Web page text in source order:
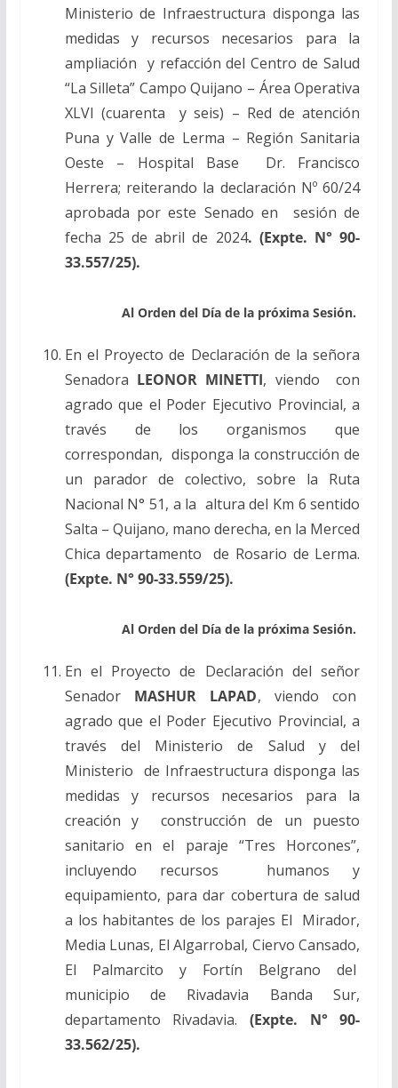
Ministerio de Infraestructura disponga las
medidas y recursos necesarios para la
ampliación y refacción del Centro de Salud
“La Silleta” Campo Quijano – Área Operativa
XLVI (cuarenta y seis) – Red de atención
Puna y Valle de Lerma – Región Sanitaria
Oeste – Hospital Base Dr. Francisco
Herrera; reiterando la declaración Nº 60/24
aprobada por este Senado en sesión de
fecha 25 de abril de 2024. (Expte. N° 90-
33.557/25).
Al Orden del Día de la próxima Sesión.
En el Proyecto de Declaración de la señora
Senadora LEONOR MINETTI, viendo con
agrado que el Poder Ejecutivo Provincial, a
través de los organismos que
correspondan, disponga la construcción de
un parador de colectivo, sobre la Ruta
Nacional N° 51, a la altura del Km 6 sentido
Salta – Quijano, mano derecha, en la Merced
Chica departamento de Rosario de Lerma.
(Expte. N° 90-33.559/25).
Al Orden del Día de la próxima Sesión.
En el Proyecto de Declaración del señor
Senador MASHUR LAPAD, viendo con
agrado que el Poder Ejecutivo Provincial, a
través del Ministerio de Salud y del
Ministerio de Infraestructura disponga las
medidas y recursos necesarios para la
creación y construcción de un puesto
sanitario en el paraje “Tres Horcones”,
incluyendo recursos humanos y
equipamiento, para dar cobertura de salud
a los habitantes de los parajes El Mirador,
Media Lunas, El Algarrobal, Ciervo Cansado,
El Palmarcito y Fortín Belgrano del
municipio de Rivadavia Banda Sur,
departamento Rivadavia. (Expte. N° 90-
33.562/25).